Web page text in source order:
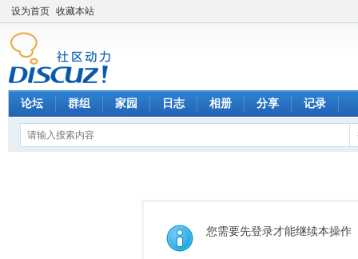
设为首页 收藏本站
论坛 群组 家园 日志 相册 分享 记录
您需要先登录才能继续本操作